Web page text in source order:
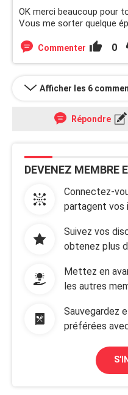
OK merci beaucoup pour
Vous me sorter quelque
Commenter 0
Afficher les 6
Répondre
DEVENEZ MEMBRE
Connectez-
partagent vos
Suivez vos
obtenez plus
Mettez en
les autres
Sauvegardez
préférées